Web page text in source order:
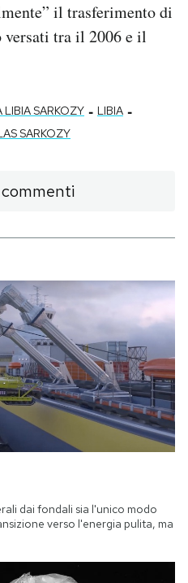
il trasferimento di
tra il 2006 e il
LIBIA SARKOZY - LIBIA -
SARKOZY
dai fondali sia l'unico modo
verso l'energia pulita, ma